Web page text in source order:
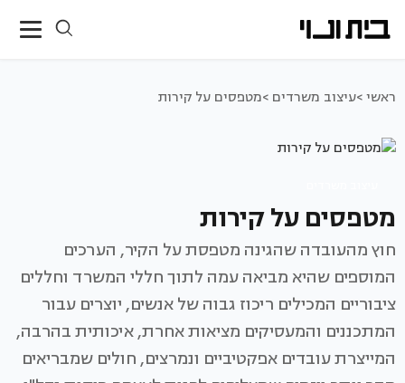
ראשי >עיצוב משרדים >מטפסים על קירות
מטפסים על קירות
חוץ מהעובדה שהגינה מטפסת על הקיר, הערכים
המוספים שהיא מביאה עמה לתוך חללי המשרד וחללים
ציבוריים המכילים ריכוז גבוה של אנשים, יוצרים עבור
המתכננים והמעסיקים מציאות אחרת, איכותית בהרבה,
המייצרת עובדים אפקטיביים ונמרצים, חולים שמבריאים